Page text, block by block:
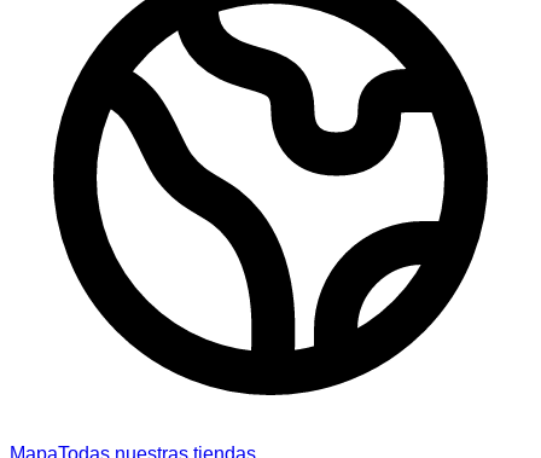
MapaTodas nuestras tiendas